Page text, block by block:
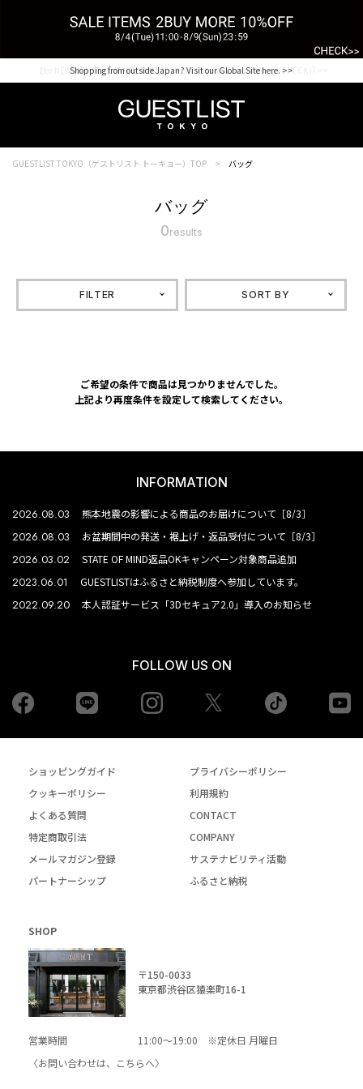
Shopping from outside Japan? Visit our Global Site here. >>
【for NEW MEMBER】新規会員様1000Point Present Campaign CHECK IT>>
GUESTLIST TOKYO（ゲストリスト トーキョー）TOP バッグ
バッグ
0results
FILTER SORT BY
ご希望の条件で商品は見つかりませんでした。
上記より再度条件を設定して検索してください。
INFORMATION
2026.08.03 熊本地震の影響による商品のお届けについて［8/3］
2026.08.03 お盆期間中の発送・裾上げ・返品受付について［8/3］
2026.03.02 STATE OF MIND返品OKキャンペーン対象商品追加
2023.06.01 GUESTLISTはふるさと納税制度へ参加しています。
2022.09.20 本人認証サービス「3Dセキュア2.0」導入のお知らせ
FOLLOW US ON
Facebook Instagram tiktok
ショッピングガイド
プライバシーポリシー
クッキーポリシー
利用規約
よくある質問
CONTACT
特定商取引法
COMPANY
メールマガジン登録
サステナビリティ活動
パートナーシップ
ふるさと納税
SHOP
〒150-0033
東京都渋谷区猿楽町16-1
営業時間
11:00～19:00 ※定休日 月曜日
〈お問い合わせは、
こちらへ〉